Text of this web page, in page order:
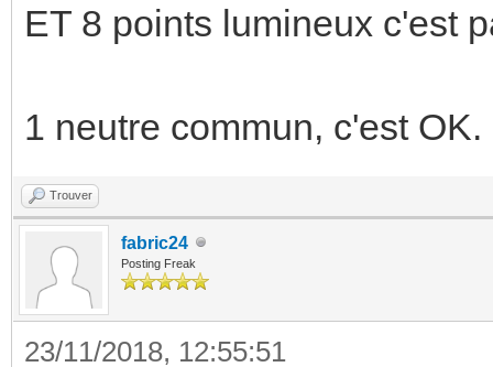
ET 8 points lumineux c'est
1 neutre commun, c'est OK.
Trouver
fabric24
Posting Freak
23/11/2018, 12:55:51